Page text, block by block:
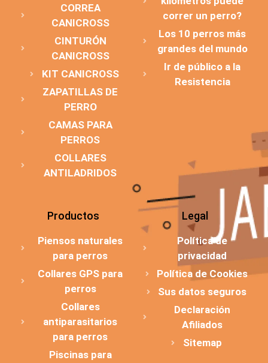
CORREA
CANICROSS
CINTURÓN
CANICROSS
KIT CANICROSS
ZAPATILLAS DE
PERRO
CAMAS PARA
PERROS
COLLARES
ANTILADRIDOS
correr un perro?
Los 10 perros más
grandes del mundo
Ir de público a la
Resistencia
Productos
Piensos naturales
para perros
Collares GPS para
perros
Collares
antiparasitarios
para perros
Piscinas para
Legal
Política de
privacidad
Política de Cookies
Sus datos seguros
Declaración
Afiliados
Sitemap